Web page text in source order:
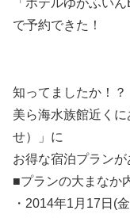
「ホテルゆがふい
で予約できた！
知ってましたか！？
美ら海水族館近く
せ）」に
お得な宿泊プランが
■プランの大まなか
・2014年1月17日(